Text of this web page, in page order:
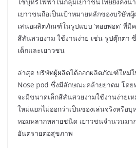
เยาวชนถือเป็นเป้าหมายหลักของบริษัท
เสนอผลิตภัณฑ์ในรูปแบบ ‘ทอยพอด’ ที่มี
สีสันสวยงาม ใช้งานง่าย เช่น รูปตุ๊กตา
เด็กและเยาวชน
ล่าสุด บริษัทผู้ผลิตได้ออกผลิตภัณฑ์ใหม่ใ
Nose pod ซึ่งมีลักษณะคล้ายยาดม โด
จะมีขนาดเล็กสีสันสวยงามใช้งานง่ายเ
ใหม่แยกไม่ออกว่าเป็นของเล่นจริงหรือ
หอมหลากหลายชนิด เยาวชนจำนวนมา
อันตรายต่อสุขภาพ